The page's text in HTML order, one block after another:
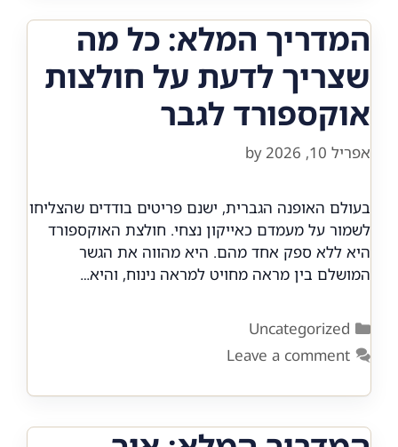
המדריך המלא: כל מה
שצריך לדעת על חולצות
אוקספורד לגבר
אפריל 10, 2026 by
בעולם האופנה הגברית, ישנם פריטים בודדים שהצליחו
לשמור על מעמדם כאייקון נצחי. חולצת האוקספורד
היא ללא ספק אחד מהם. היא מהווה את הגשר
המושלם בין מראה מחויט למראה נינוח, והיא…
Categories
Uncategorized
Leave a comment